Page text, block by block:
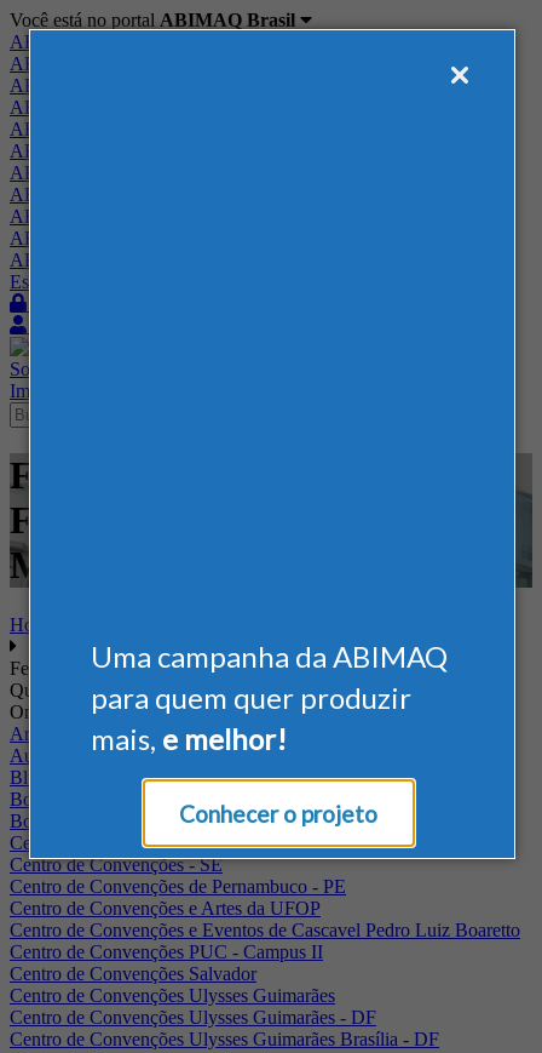
Uma campanha da ABIMAQ
para quem quer produzir
mais, e melhor!
Conhecer o projeto
Você está no portal ABIMAQ Brasil
ABIMAQ Brasil
ABIMAQ Minas Gerais
ABIMAQ Norte-Nordeste
ABIMAQ Paraná
ABIMAQ Piracicaba
ABIMAQ Ribeirão Preto
ABIMAQ Rio de Janeiro
ABIMAQ Rio Grande do Sul
ABIMAQ Santa Catarina
ABIMAQ São Paulo
ABIMAQ Vale do Paraíba
Escritório de Relações Governamentais
Sobre
Imprensa
Feiras - Polo Caruaru - PE -
Feira Nacional - Construção e
Mineração
Home
Feiras
Quando
Onde
Arena Jaguariuna
Auditório Albano Franco - FIEPA
Blumenau - SC
BolognaFiere
Boulevard Olimpico - RJ
Centro Internacional de Convenções do Brasil, em Brasília
Centro de Convenções - SE
Centro de Convenções de Pernambuco - PE
Centro de Convenções e Artes da UFOP
Centro de Convenções e Eventos de Cascavel Pedro Luiz Boaretto
Centro de Convenções PUC - Campus II
Centro de Convenções Salvador
Centro de Convenções Ulysses Guimarães
Centro de Convenções Ulysses Guimarães - DF
Centro de Convenções Ulysses Guimarães Brasília - DF